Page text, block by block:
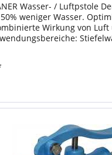
Wasser- / Luftpstole
weniger Wasser.
Wirkung von Luft